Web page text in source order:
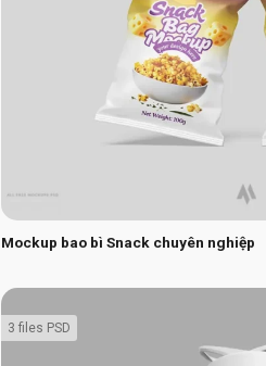
Mockup bao bì Snack chuyên nghiệp
3 files PSD